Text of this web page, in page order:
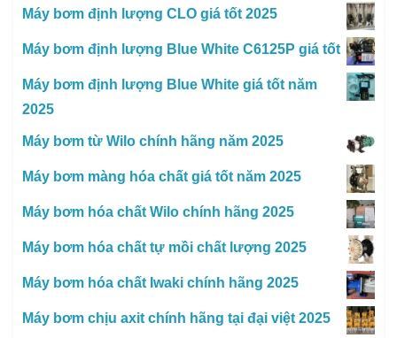
Máy bơm định lượng CLO giá tốt 2025
Máy bơm định lượng Blue White C6125P giá tốt
Máy bơm định lượng Blue White giá tốt năm
2025
Máy bơm từ Wilo chính hãng năm 2025
Máy bơm màng hóa chất giá tốt năm 2025
Máy bơm hóa chất Wilo chính hãng 2025
Máy bơm hóa chất tự mồi chất lượng 2025
Máy bơm hóa chất Iwaki chính hãng 2025
Máy bơm chịu axit chính hãng tại đại việt 2025